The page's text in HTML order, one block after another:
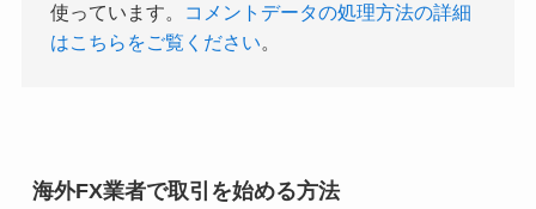
使っています。
コメントデータの処理方法の詳細
はこちらをご覧ください。
海外FX業者で取引を始める方法